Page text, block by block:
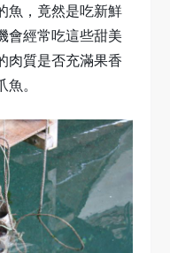
魚，竟然是吃新鮮
會經常吃這些甜美
肉質是否充滿果香
。